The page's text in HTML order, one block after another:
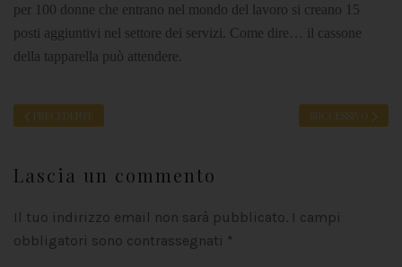
per 100 donne che entrano nel mondo del lavoro si creano 15
posti aggiuntivi nel settore dei servizi. Come dire… il cassone
della tapparella può attendere.
PRECEDENTE SUCCESSIVO
Lascia un commento
Il tuo indirizzo email non sarà pubblicato. I campi
obbligatori sono contrassegnati *